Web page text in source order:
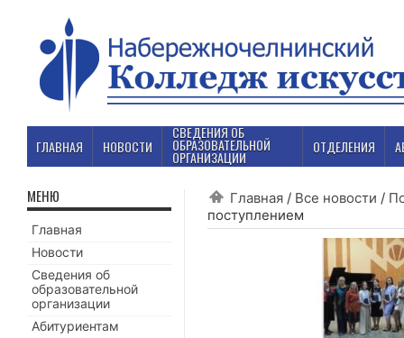
ГЛАВНАЯ НОВОСТИ
СВЕДЕНИЯ ОБ
ОБРАЗОВАТЕЛЬНОЙ
ОРГАНИЗАЦИИ
ОТДЕЛЕНИЯ
Главная / Все новости /
поступлением
МЕНЮ
Главная
Новости
Сведения об
образовательной
организации
Абитуриентам